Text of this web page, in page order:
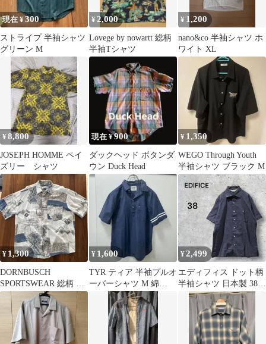
現在 ¥300
ストライプ 半袖シャツ
グリーン M
¥ 2,000
Lovege by nowartt 総柄
半袖Tシャツ
¥ 1,200
nano&co 半袖シャツ ホ
ワイト XL
¥8,800
JOSEPH HOMME ペイ
ズリー シャツ
現在 ¥900
ダックヘッド ボタンダ
ウン Duck Head
¥ 1,350
WEGO Through Youth
半袖シャツ ブラック M
¥ 1,300
DORNBUSCH
SPORTSWEAR 総柄 半
袖シャツ 42 L〜XL
¥ 1,600
TYR ティア 半袖プルオ
ーバーシャツ M 綿
100% シャンブレー デ
ニム風
¥2,499
エディフィス ドット柄
半袖シャツ 日本製 38
ネイビー 水玉 レトロ